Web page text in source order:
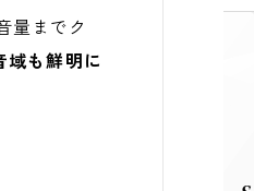
量までク
域も鮮明に